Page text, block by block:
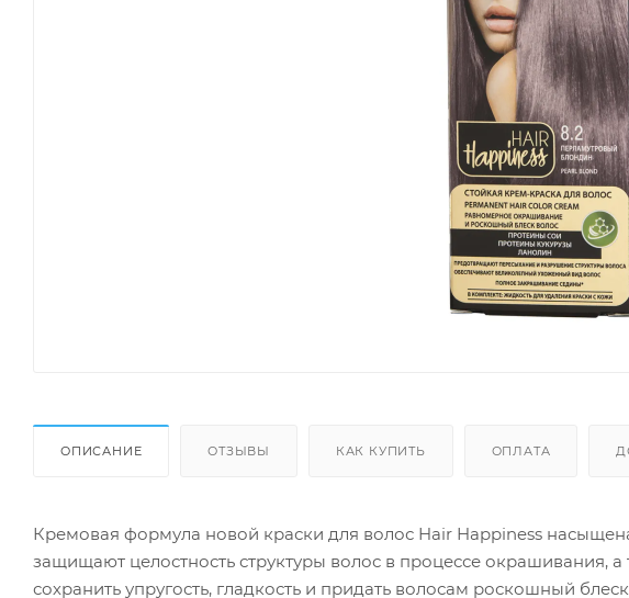
ОПИСАНИЕ ОТЗЫВЫ КАК КУПИТЬ ОПЛАТА
Кремовая формула новой краски для волос Hair Happiness
защищают целостность структуры волос в процессе окрашивания,
сохранить упругость, гладкость и придать волосам роскошный